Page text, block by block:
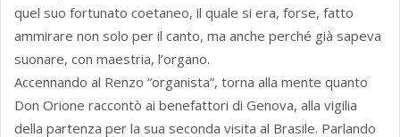
quel suo fortunato coetaneo, il quale si era, forse, fatto
ammirare non solo per il canto, ma anche perché già sapeva
suonare, con maestria, l’organo.
Accennando al Renzo “organista”, torna alla mente quanto
Don Orione raccontò ai benefattori di Genova, alla vigilia
della partenza per la sua seconda visita al Brasile. Parlando